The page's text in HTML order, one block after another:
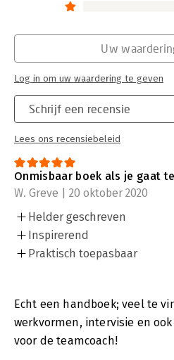
Schrijf een recensie
Lees ons recensiebeleid
Uw
Log in om uw waardering te geven
Onmisbaar boek als je gaat
W. Greve | 20 oktober 2020
Helder geschreven
Inspirerend
Praktisch toepasbaar
Echt een handboek; veel te
werkvormen, intervisie en
voor de teamcoach!